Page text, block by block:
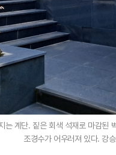
는 계단. 짙은 회색 석재로 마감된
조경수가 어우러져 있다. 강